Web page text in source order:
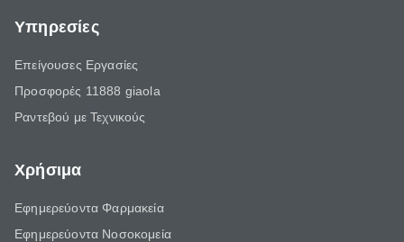
Υπηρεσίες
Επείγουσες Εργασίες
Προσφορές 11888 giaola
Ραντεβού με Τεχνικούς
Χρήσιμα
Εφημερεύοντα Φαρμακεία
Εφημερεύοντα Νοσοκομεία